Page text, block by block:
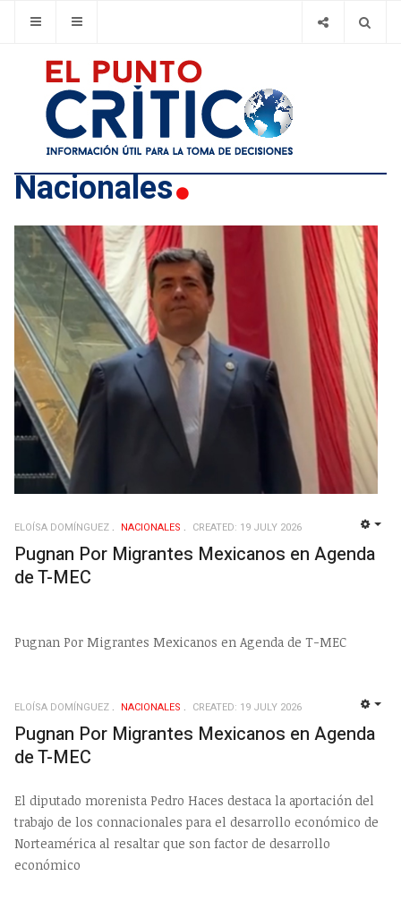
Nacionales
ELOÍSA DOMÍNGUEZ NACIONALES CREATED: 19 JULY 2026
Pugnan Por Migrantes Mexicanos en Agenda
de T-MEC
Pugnan Por Migrantes Mexicanos en Agenda de T-MEC
ELOÍSA DOMÍNGUEZ NACIONALES CREATED: 19 JULY 2026
Pugnan Por Migrantes Mexicanos en Agenda
de T-MEC
El diputado morenista Pedro Haces destaca la aportación del
trabajo de los connacionales para el desarrollo económico de
Norteamérica al resaltar que son factor de desarrollo
económico